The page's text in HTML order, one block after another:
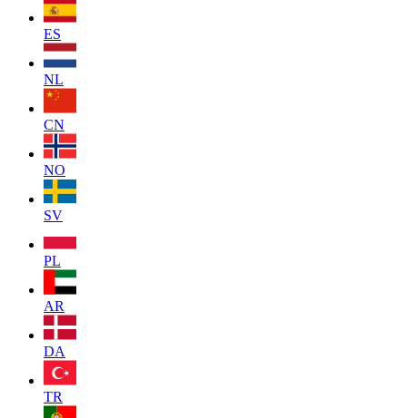
ES
NL
CN
NO
SV
PL
AR
DA
TR